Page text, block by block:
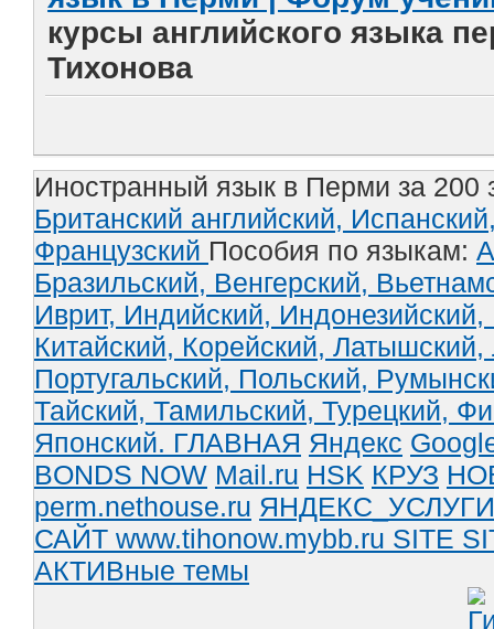
курсы английского языка
Тихонова
Иностранный язык в Перми за 200
Британский английский,
Французский Пособия по языкам:
Бразильский, Венгерский,
Иврит, Индийский, Индонезийский,
Китайский, Корейский, Латышский,
Португальский, Польский,
Тайский, Тамильский, Турецкий,
Японский. ГЛАВНАЯ Яндекс
BONDS NOW Mail.ru HSK КРУЗ
perm.nethouse.ru ЯНДЕКС_УСЛУГИ
САЙТ www.tihonow.mybb.ru SITE
АКТИВные темы